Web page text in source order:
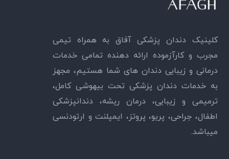
کلینیک دندان پزشکی آفاق به همراه تیمی
مجرب و کارآزموده ارائه دهنده تمامی خدمات
درمانی و زیبایی دندان های شما هستیم، مجهز
به خدمات دندان پزشکی تحت بیهوشی کامل،
ترمیمی و زیبایی، درمان ریشه، دندانپزشکی
اطفال، جراحی، پریو، پروتز، ایمپلنت و ارتودنسی
میباشد.